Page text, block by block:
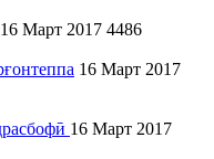
16 Март 2017 4486
16 Март 2017
16 Март 2017